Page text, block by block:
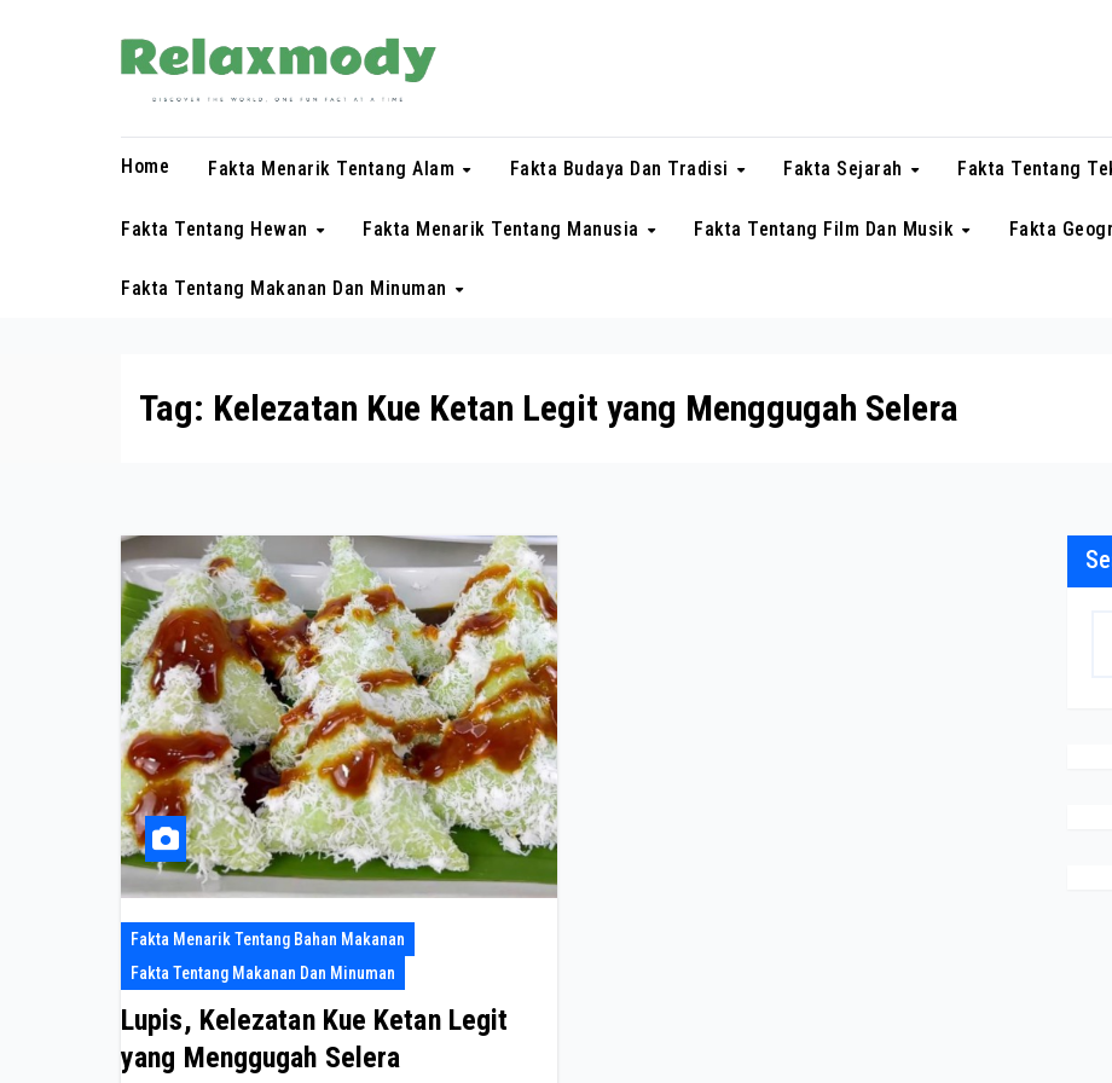
Home Fakta Menarik Tentang Alam Fakta Budaya Dan Tradisi Fakta Sejarah Fakta Tentang
Fakta Tentang Hewan Fakta Menarik Tentang Manusia Fakta Tentang Film Dan Musik Fakta
Fakta Tentang Makanan Dan Minuman
Tag: Kelezatan Kue Ketan Legit yang Menggugah Selera
Fakta Menarik Tentang Bahan Makanan
Fakta Tentang Makanan Dan Minuman
Lupis, Kelezatan Kue Ketan Legit
yang Menggugah Selera